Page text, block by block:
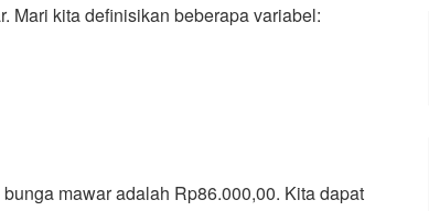
Mari kita definisikan beberapa variabel:
mawar adalah Rp86.000,00. Kita dapat